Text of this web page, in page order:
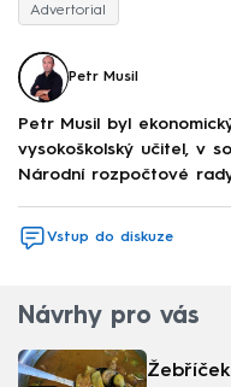
Advertorial
Petr Musil
Petr Musil byl
vysokoškolský učitel, v
Národní rozpočtové
Vstup do diskuze
Návrhy pro vás